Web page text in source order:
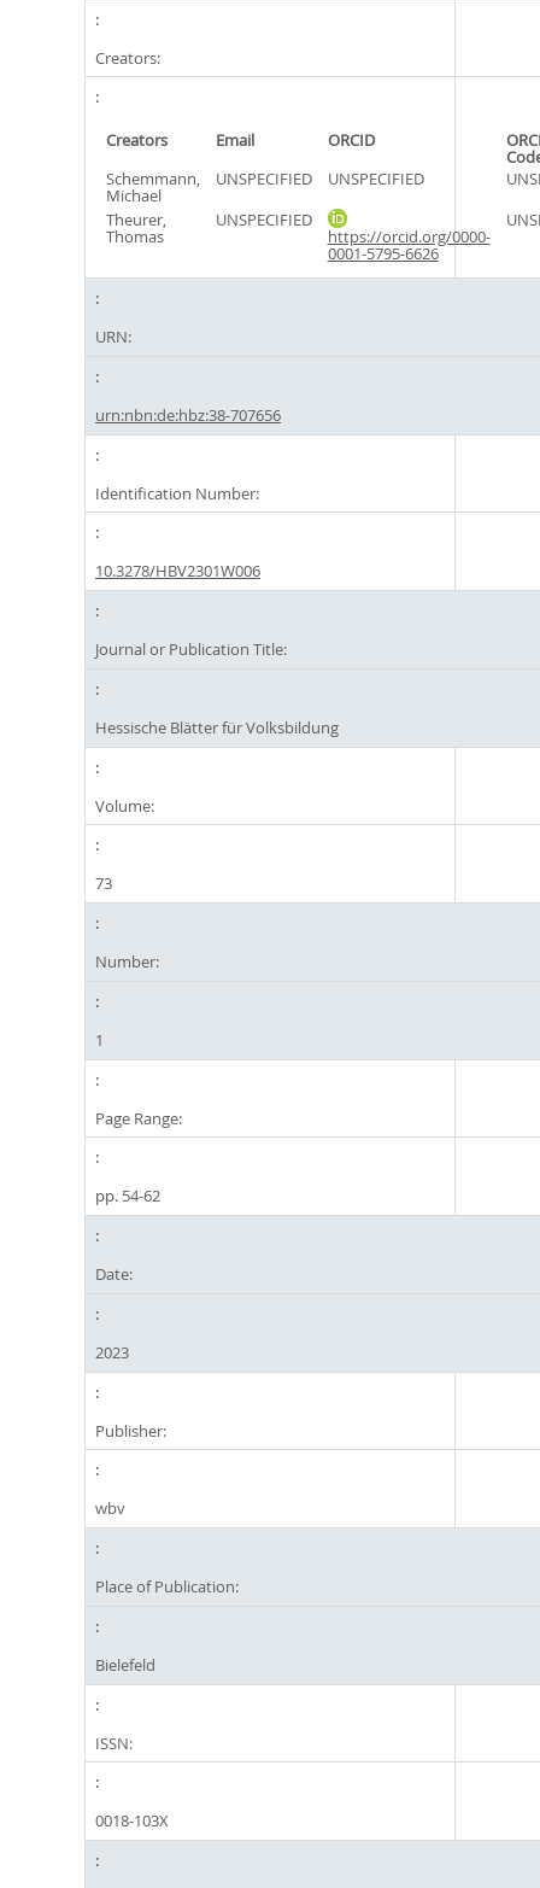
Creators:
Creators Email ORCID
Schemmann,
Michael
UNSPECIFIED UNSPECIFIED
Theurer,
Thomas
UNSPECIFIED
https://orcid.org/0000-
0001-5795-6626
URN:
urn:nbn:de:hbz:38-707656
Identification Number:
10.3278/HBV2301W006
Journal or Publication Title:
Hessische Blätter für Volksbildung
Volume:
73
Number:
1
Page Range:
pp. 54-62
Date:
2023
Publisher:
wbv
Place of Publication:
Bielefeld
ISSN:
0018-103X